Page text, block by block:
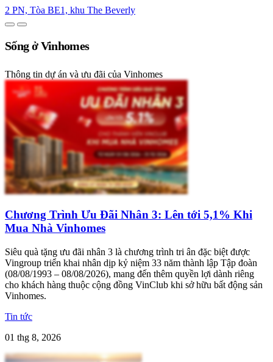
2 PN, Tòa BE1, khu The Beverly
Sống ở Vinhomes
Thông tin dự án và ưu đãi của Vinhomes
Chương Trình Ưu Đãi Nhân 3: Lên tới 5,1% Khi
Mua Nhà Vinhomes
Siêu quà tặng ưu đãi nhân 3 là chương trình tri ân đặc biệt được
Vingroup triển khai nhân dịp kỷ niệm 33 năm thành lập Tập đoàn
(08/08/1993 – 08/08/2026), mang đến thêm quyền lợi dành riêng
cho khách hàng thuộc cộng đồng VinClub khi sở hữu bất động sản
Vinhomes.
Tin tức
01 thg 8, 2026